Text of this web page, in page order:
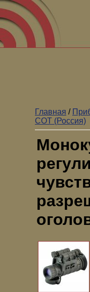
Главная /
СОТ (Россия)